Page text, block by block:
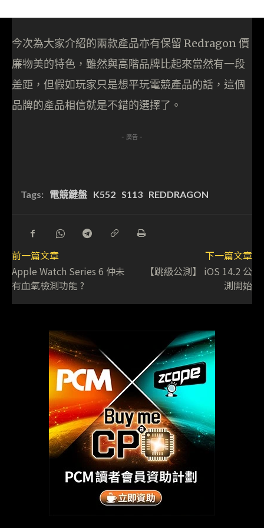
今次為大家介紹的兩款產品亦有保留 Redragon 價
廉物美的特色，雖然與高階品牌比起來當然有一段
差距，但假如玩家只是想平玩電競產品的話，這個
品牌的產品相信就是不錯的選擇了。
- 廣告 -
Tags: 電競鍵盤 K552 S113 REDDRAGON
前一篇文章
Apple Watch Series 6 仲未
有血氧檢測功能 ?
下一篇文章
【跳級公測】 iOS 14.2 公
測開始